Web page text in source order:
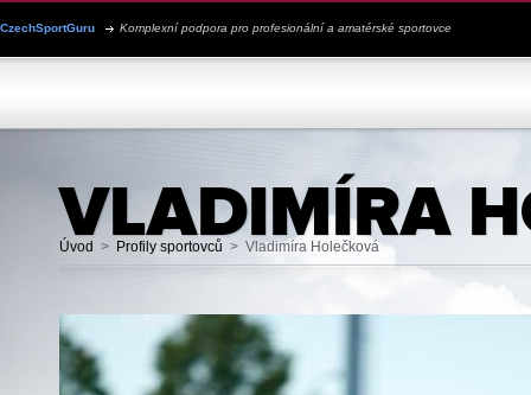
CzechSportGuru Komplexní podpora pro profesionální a amatérské sportovce
VLADIMÍRA
Úvod > Profily sportovců > Vladimíra Holečková